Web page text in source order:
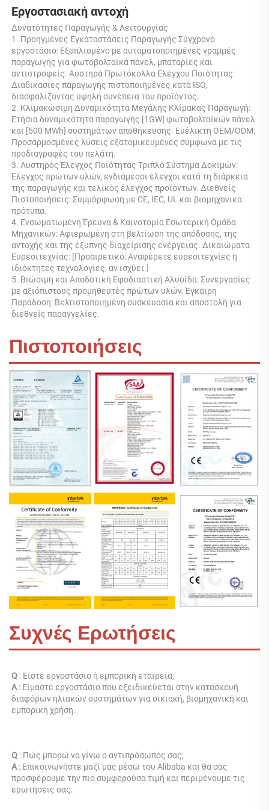
Εργοστασιακή αντοχή
Δυνατότητες Παραγωγής & Λειτουργίας
1. Προηγμένες Εγκαταστάσεις Παραγωγής Σύγχρονο
εργοστάσιο: Εξοπλισμένο με αυτοματοποιημένες γραμμές
παραγωγής για φωτοβολταϊκά πάνελ, μπαταρίες και
αντιστροφείς. Αυστηρά Πρωτόκολλα Ελέγχου Ποιότητας:
Διαδικασίες παραγωγής πιστοποιημένες κατά ISO,
διασφαλίζοντας υψηλή συνέπεια του προϊόντος.
2. Κλιμακώσιμη Δυναμικότητα Μεγάλης Κλίμακας Παραγωγή:
Ετήσια δυναμικότητα παραγωγής [1GW] φωτοβολταϊκών πάνελ
και [500 MWh] συστημάτων αποθήκευσης. Ευέλικτη OEM/ODM:
Προσαρμοσμένες λύσεις εξατομικευμένες σύμφωνα με τις
προδιαγραφές του πελάτη.
3. Αυστηρός Έλεγχος Ποιότητας Τριπλό Σύστημα Δοκιμών:
Έλεγχος πρώτων υλών, ενδιάμεσοι έλεγχοι κατά τη διάρκεια
της παραγωγής και τελικός έλεγχος προϊόντων. Διεθνείς
Πιστοποιήσεις: Συμμόρφωση με CE, IEC, UL και βιομηχανικά
πρότυπα.
4. Ενσωματωμένη Έρευνα & Καινοτομία Εσωτερική Ομάδα
Μηχανικών: Αφιερωμένη στη βελτίωση της απόδοσης, της
αντοχής και της έξυπνης διαχείρισης ενέργειας. Δικαιώματα
Ευρεσιτεχνίας: [Προαιρετικό: Αναφέρετε ευρεσιτεχνίες ή
ιδιόκτητες τεχνολογίες, αν ισχύει.]
5. Βιώσιμη και Αποδοτική Εφοδιαστική Αλυσίδα: Συνεργασίες
με αξιόπιστους προμηθευτές πρώτων υλών. Έγκαιρη
Παράδοση: Βελτιστοποιημένη συσκευασία και αποστολή για
διεθνείς παραγγελίες.
Πιστοποιήσεις
Συχνές Ερωτήσεις
Q : Είστε εργοστάσιο ή εμπορική εταιρεία;
Α : Είμαστε εργοστάσιο που εξειδικεύεται στην κατασκευή
διαφόρων ηλιακών συστημάτων για οικιακή, βιομηχανική και
εμπορική χρήση.
Q : Πώς μπορώ να γίνω ο αντιπρόσωπός σας;
Α : Επικοινωνήστε μαζί μας μέσω του Alibaba και θα σας
προσφέρουμε την πιο συμφερούσα τιμή και περιμένουμε τις
ερωτήσεις σας.